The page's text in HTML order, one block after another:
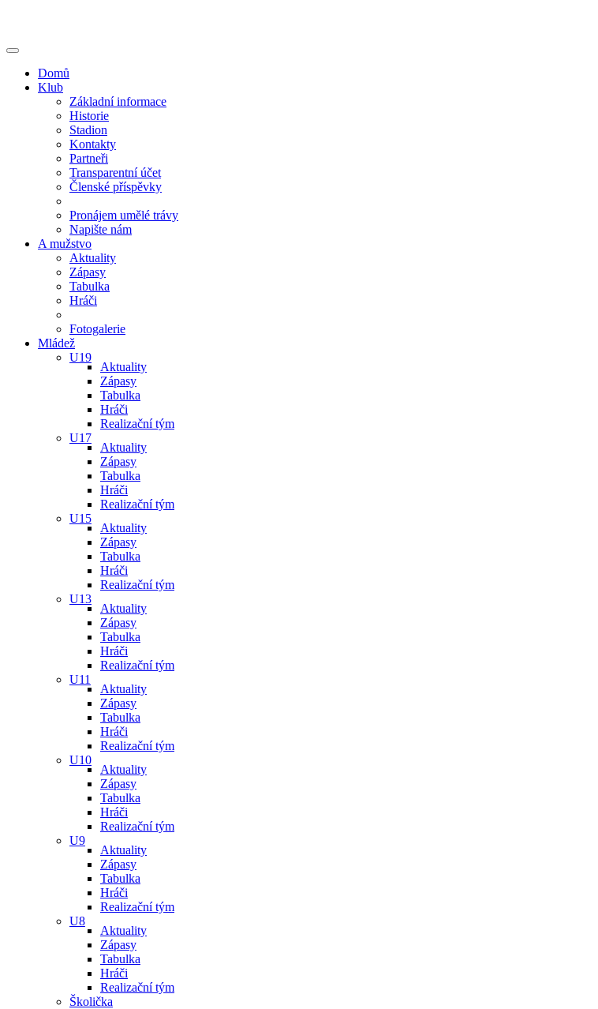
hlavnímu
Toggle
navigationDomů
Klub
Základní informace
Historie
Stadion
Kontakty
Partneři
Transparentní účet
Členské příspěvky
Pronájem umělé trávy
Napište nám
A mužstvo
Aktuality
Zápasy
Tabulka
Hráči
Fotogalerie
Mládež
U19
Aktuality
Zápasy
Tabulka
Hráči
Realizační tým
U17
Aktuality
Zápasy
Tabulka
Hráči
Realizační tým
U15
Aktuality
Zápasy
Tabulka
Hráči
Realizační tým
U13
Aktuality
Zápasy
Tabulka
Hráči
Realizační tým
U11
Aktuality
Zápasy
Tabulka
Hráči
Realizační tým
U10
Aktuality
Zápasy
Tabulka
Hráči
Realizační tým
U9
Aktuality
Zápasy
Tabulka
Hráči
Realizační tým
U8
Aktuality
Zápasy
Tabulka
Hráči
Realizační tým
Školička